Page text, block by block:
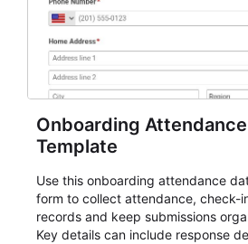
Onboarding
Template
Use this onboarding attendance
form to collect attendance, check-
records and keep submissions
Key details can include response